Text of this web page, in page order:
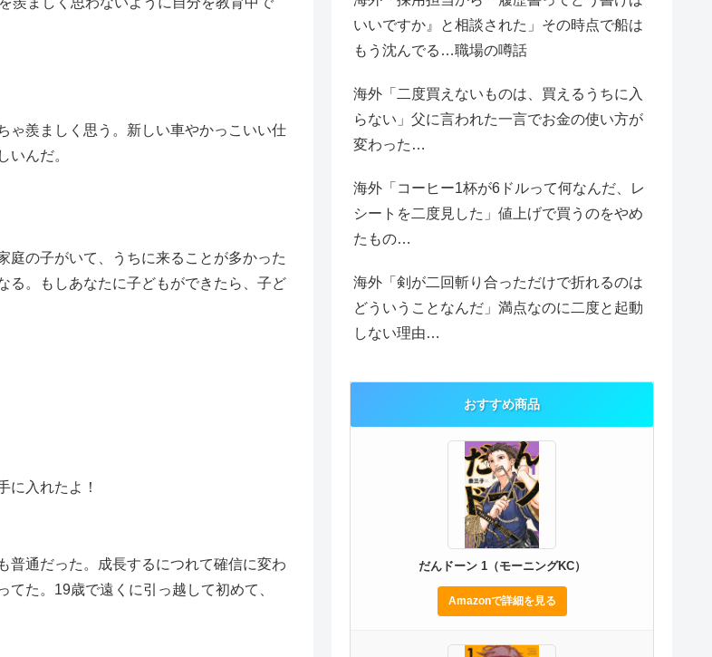
ゃ羨ましく思う。新しい車やかっこいい仕
いんだ。
庭の子がいて、うちに来ることが多かった
る。もしあなたに子どもができたら、子ど
に入れたよ！
普通だった。成長するにつれて確信に変わ
た。19歳で遠くに引っ越して初めて、
いいですか』と相談された」その時点で船は
もう沈んでる…職場の噂話
海外「二度買えないものは、買えるうちに入
らない」父に言われた一言でお金の使い方が
変わった…
海外「コーヒー1杯が6ドルって何なんだ、レ
シートを二度見した」値上げで買うのをやめ
たもの…
海外「剣が二回斬り合っただけで折れるのは
どういうことなんだ」満点なのに二度と起動
しない理由…
おすすめ商品
だんドーン 1（モーニングKC）
Amazonで詳細を見る